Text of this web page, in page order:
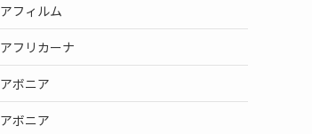
アフィルム
アフリカーナ
アボニア
アボニア